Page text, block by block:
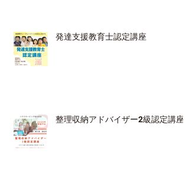
発達支援教育士認定講座
整理収納アドバイザー2級認定講座